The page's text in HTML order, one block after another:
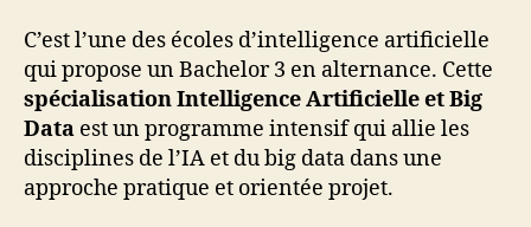
C’est l’une des écoles d’intelligence artificielle
qui propose un Bachelor 3 en alternance. Cette
spécialisation Intelligence Artificielle et Big
Data est un programme intensif qui allie les
disciplines de l’IA et du big data dans une
approche pratique et orientée projet.